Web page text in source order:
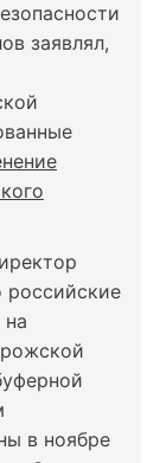
заявлял,
российские
в ноябре